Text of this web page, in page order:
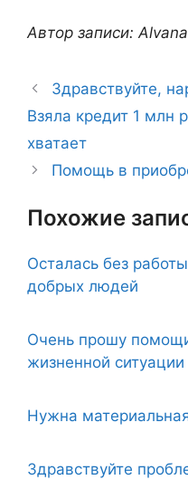
Автор записи: Alvana
Здравствуйте,
Взяла кредит 1 млн
хватает
Помощь в
Похожие
Осталась без
добрых людей
Очень прошу
жизненной ситуации
Нужна
Здравствуйте